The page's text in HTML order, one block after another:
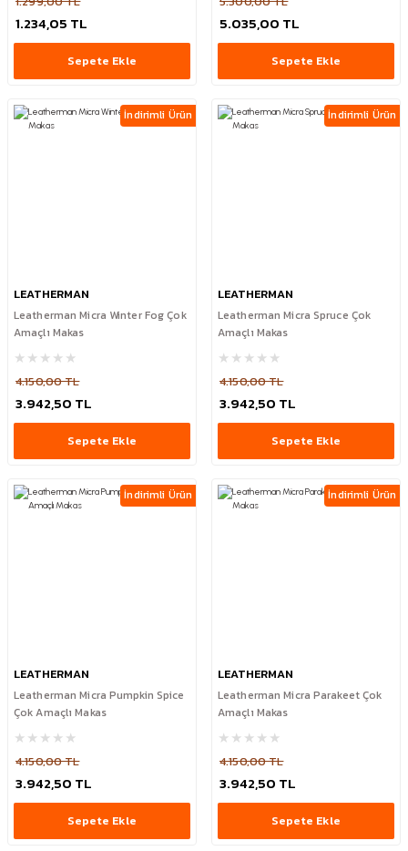
1.234,05 TL
Sepete Ekle
5.035,00 TL
Sepete Ekle
İndirimli Ürün
LEATHERMAN
Leatherman Micra Winter Fog Çok
Amaçlı Makas
4.150,00 TL
3.942,50 TL
Sepete Ekle
İndirimli Ürün
LEATHERMAN
Leatherman Micra Spruce Çok
Amaçlı Makas
4.150,00 TL
3.942,50 TL
Sepete Ekle
İndirimli Ürün
LEATHERMAN
Leatherman Micra Pumpkin Spice
Çok Amaçlı Makas
4.150,00 TL
3.942,50 TL
Sepete Ekle
İndirimli Ürün
LEATHERMAN
Leatherman Micra Parakeet Çok
Amaçlı Makas
4.150,00 TL
3.942,50 TL
Sepete Ekle